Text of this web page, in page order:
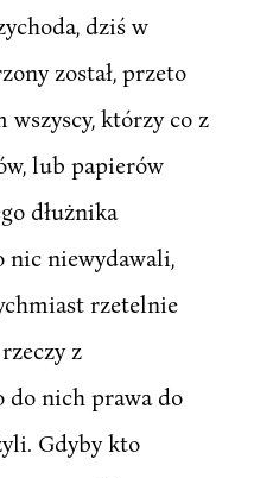
dziś w
został, przeto
wszyscy, którzy co z
lub papierów
dłużnika
nic niewydawali,
rzetelnie
z
do nich prawa do
Gdyby kto